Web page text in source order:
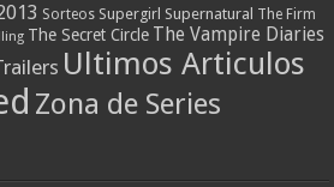
Sorteos Supergirl Supernatural The Firm
The Secret Circle The Vampire Diaries
Ultimos Articulos
Zona de Series